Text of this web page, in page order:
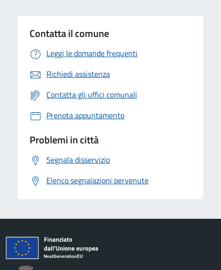
Contatta il comune
Leggi le domande frequenti
Richiedi assistenza
Contatta gli uffici comunali
Prenota appuntamento
Problemi in città
Segnala disservizio
Elenco segnalazioni pervenute